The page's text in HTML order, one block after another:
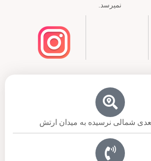
نمیرسد.
شمالی نرسیده به میدان ارتش